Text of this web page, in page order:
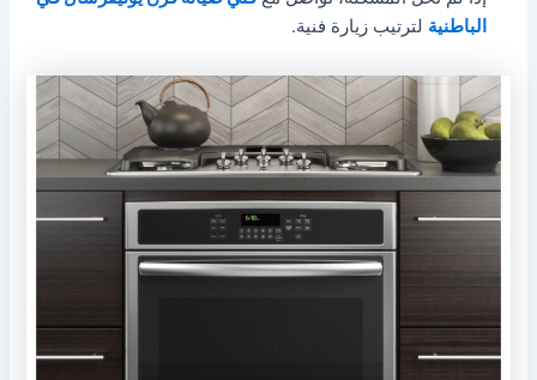
الباطنية لترتيب زيارة فنية.